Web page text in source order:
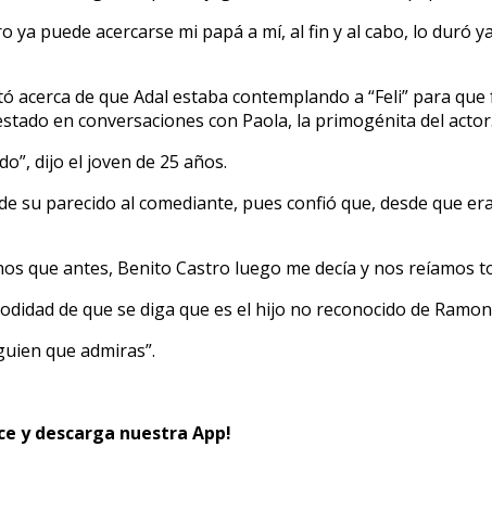
puede acercarse mi papá a mí, al fin y al cabo, lo duró
de que Adal estaba contemplando a “Feli” para
en conversaciones con Paola, la primogénita del actor.
dijo el joven de 25 años.
su parecido al comediante, pues confió que, desde que
que antes, Benito Castro luego me decía y nos reíamos
de que se diga que es el hijo no reconocido de
que admiras”.
y descarga nuestra App!